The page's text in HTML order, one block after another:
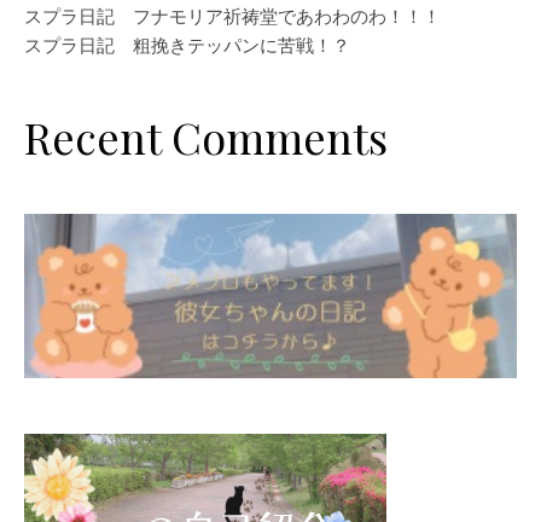
スプラ日記 フナモリア祈祷堂であわわのわ！！！
スプラ日記 粗挽きテッパンに苦戦！？
Recent Comments